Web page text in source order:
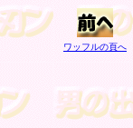
ワッフルの頁へ